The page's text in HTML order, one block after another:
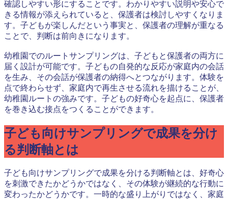
確認しやすい形にすることです。わかりやすい説明や安心で
きる情報が添えられていると、保護者は検討しやすくなりま
す。子どもが楽しんだという事実と、保護者の理解が重なる
ことで、判断は前向きになります。
幼稚園でのルートサンプリングは、子どもと保護者の両方に
届く設計が可能です。子どもの自発的な反応が家庭内の会話
を生み、その会話が保護者の納得へとつながります。体験を
点で終わらせず、家庭内で再生させる流れを描けることが、
幼稚園ルートの強みです。子どもの好奇心を起点に、保護者
を巻き込む接点をつくることができます。
子ども向けサンプリングで成果を分け
る判断軸とは
子ども向けサンプリングで成果を分ける判断軸とは、好奇心
を刺激できたかどうかではなく、その体験が継続的な行動に
変わったかどうかです。一時的な盛り上がりではなく、家庭